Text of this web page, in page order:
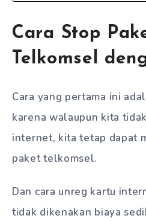
Cara Stop
Telkomsel
Cara yang pertama ini
karena walaupun kita
internet, kita tetap dapat
paket telkomsel.
Dan cara unreg kartu
tidak dikenakan biaya